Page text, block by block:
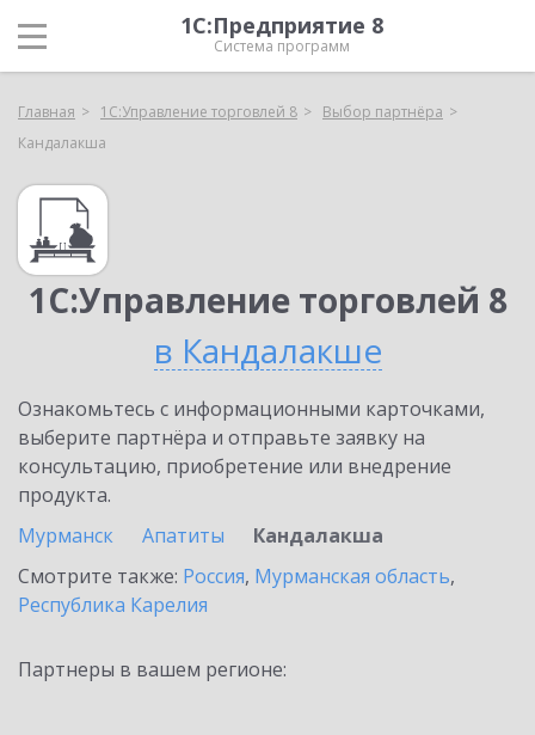
1С:Предприятие 8
Система программ
Главная 1С:Управление торговлей 8
Выбор партнёра
Кандалакша
1С:Управление торговлей 8
в Кандалакше
Ознакомьтесь с информационными карточками,
выберите партнёра и отправьте заявку на
консультацию, приобретение или внедрение
продукта.
Мурманск
Апатиты
Кандалакша
Смотрите также: Россия, Мурманская область,
Республика Карелия
Партнеры в вашем регионе: